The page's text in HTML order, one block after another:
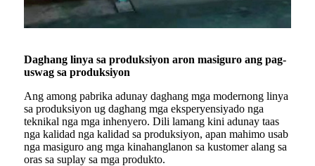
Daghang linya sa produksiyon aron masiguro ang pag-
uswag sa produksiyon
Ang among pabrika adunay daghang mga modernong linya
sa produksiyon ug daghang mga eksperyensiyado nga
teknikal nga mga inhenyero. Dili lamang kini adunay taas
nga kalidad nga kalidad sa produksiyon, apan mahimo usab
nga masiguro ang mga kinahanglanon sa kustomer alang sa
oras sa suplay sa mga produkto.